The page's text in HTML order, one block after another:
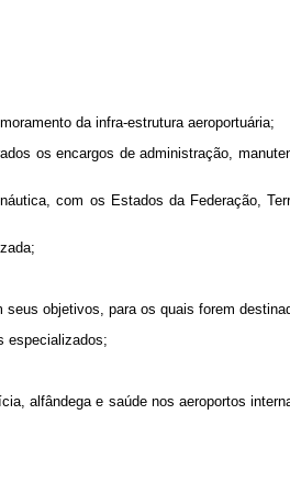
da infra-estrutura aeroportuária;
os encargos de administração,
com os Estados da Federação,
objetivos, para os quais forem
especializados;
alfândega e saúde nos aeroportos